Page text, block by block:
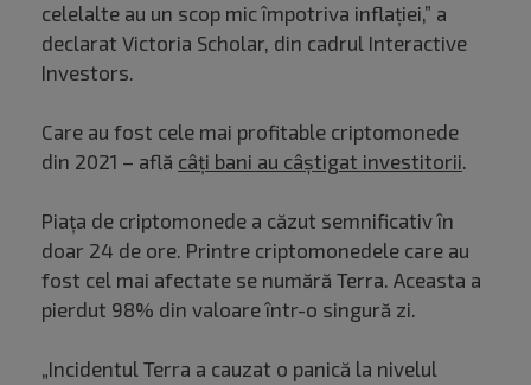
celelalte au un scop mic împotriva inflației,” a
declarat Victoria Scholar, din cadrul Interactive
Investors.
Care au fost cele mai profitable criptomonede
din 2021 – află câți bani au câștigat investitorii.
Piața de criptomonede a căzut semnificativ în
doar 24 de ore. Printre criptomonedele care au
fost cel mai afectate se numără Terra. Aceasta a
pierdut 98% din valoare într-o singură zi.
„Incidentul Terra a cauzat o panică la nivelul